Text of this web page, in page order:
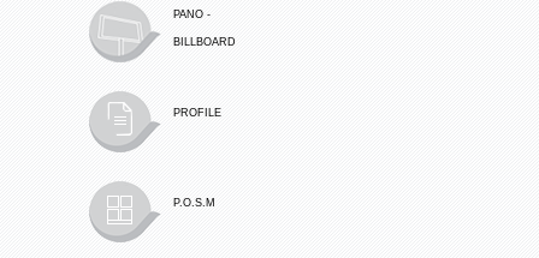
PANO -
BILLBOARD
PROFILE
P.O.S.M